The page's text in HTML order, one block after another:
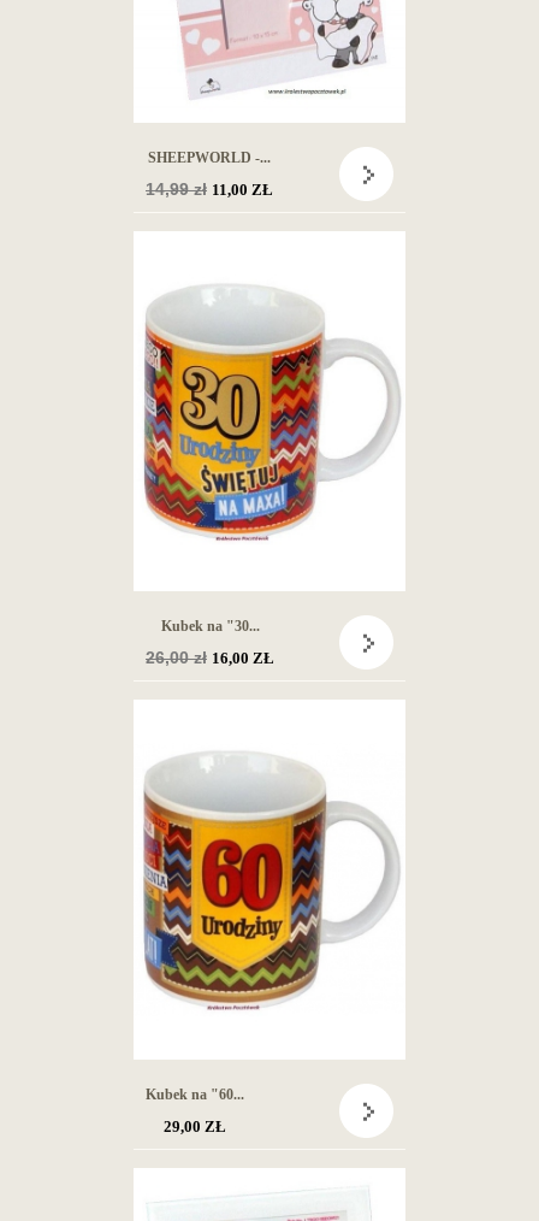
SHEEPWORLD -...
Cena
14,99 zł 11,00 ZŁ
Kubek na "30...
Cena
26,00 zł 16,00 ZŁ
Kubek na "60...
29,00 ZŁ